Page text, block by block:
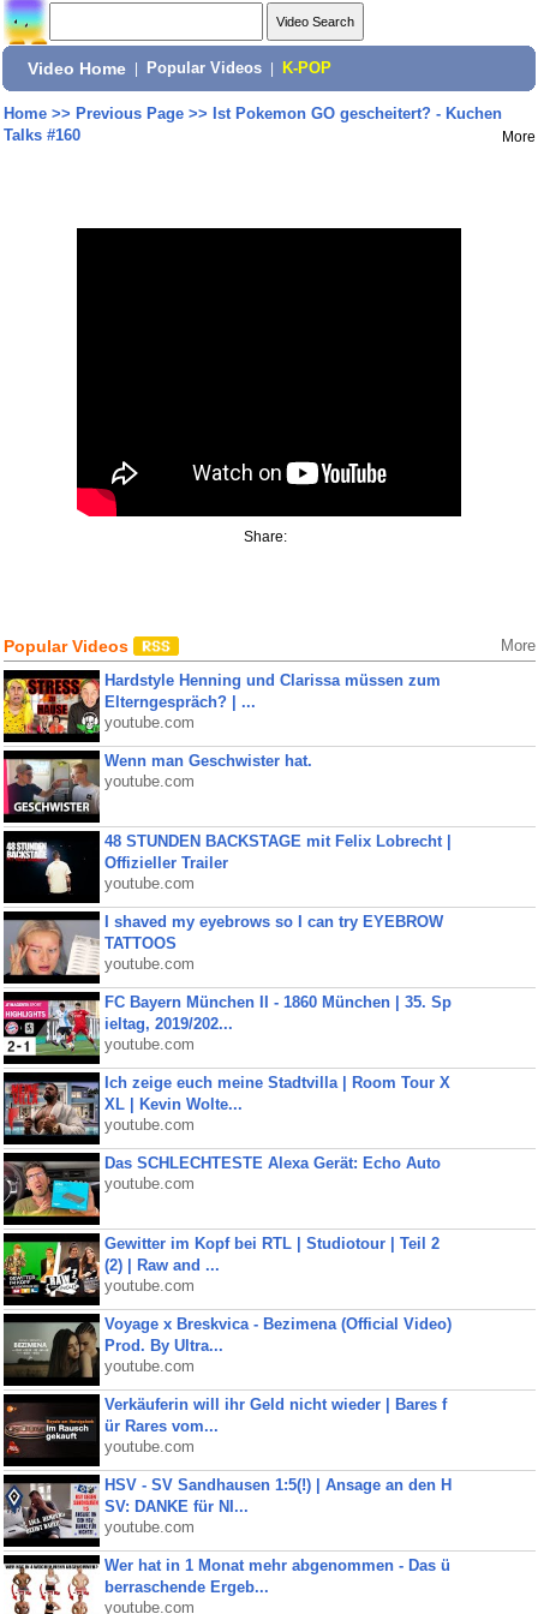
Video Home Popular Videos K-POP
Home>> Previous Page>> Ist Pokemon GO gescheitert? - Kuchen
Talks #160
More
Share:
Popular Videos More
Hardstyle Henning und Clarissa müssen zum
Elterngespräch? | ...
youtube.com
Wenn man Geschwister hat.
youtube.com
48 STUNDEN BACKSTAGE mit Felix Lobrecht |
Offizieller Trailer
youtube.com
I shaved my eyebrows so I can try EYEBROW
TATTOOS
youtube.com
FC Bayern München II - 1860 München | 35. Sp
ieltag, 2019/202...
youtube.com
Ich zeige euch meine Stadtvilla | Room Tour X
XL | Kevin Wolte...
youtube.com
Das SCHLECHTESTE Alexa Gerät: Echo Auto
youtube.com
Gewitter im Kopf bei RTL | Studiotour | Teil 2
(2) | Raw and ...
youtube.com
Voyage x Breskvica - Bezimena (Official Video)
Prod. By Ultra...
youtube.com
Verkäuferin will ihr Geld nicht wieder | Bares f
ür Rares vom...
youtube.com
HSV - SV Sandhausen 1:5(!) | Ansage an den H
SV: DANKE für NI...
youtube.com
Wer hat in 1 Monat mehr abgenommen - Das ü
berraschende Ergeb...
youtube.com